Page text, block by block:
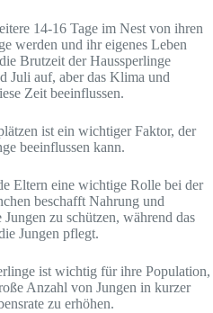
14-16 Tage im Nest von ihren
werden und ihr eigenes Leben
Brutzeit der Haussperlinge
Juli auf, aber das Klima und
Zeit beeinflussen.
ist ein wichtiger Faktor, der
beeinflussen kann.
Eltern eine wichtige Rolle bei der
beschafft Nahrung und
zu schützen, während das
Jungen pflegt.
ist wichtig für ihre Population,
Anzahl von Jungen in kurzer
zu erhöhen.